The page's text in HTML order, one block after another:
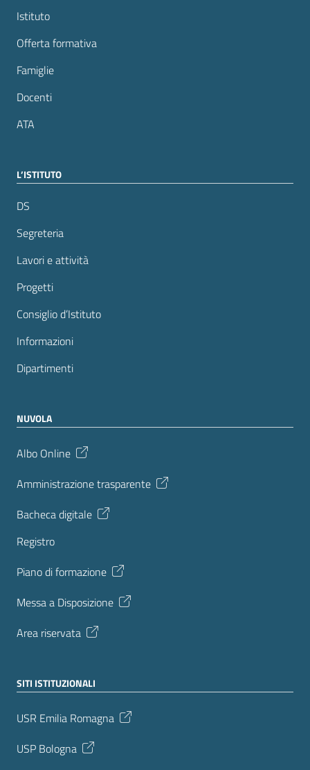
Istituto
Offerta formativa
Famiglie
Docenti
ATA
L’ISTITUTO
DS
Segreteria
Lavori e attività
Progetti
Consiglio d’Istituto
Informazioni
Dipartimenti
NUVOLA
Albo Online
Amministrazione trasparente
Bacheca digitale
Registro
Piano di formazione
Messa a Disposizione
Area riservata
SITI ISTITUZIONALI
USR Emilia Romagna
USP Bologna